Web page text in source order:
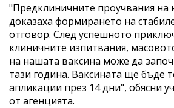
"Предклиничните проучвания на
доказаха формирането на
отговор. След успешното
клиничните изпитвания,
на нашата ваксина може да
тази година. Ваксината ще бъде
апликации през 14 дни", обясни
от агенцията.